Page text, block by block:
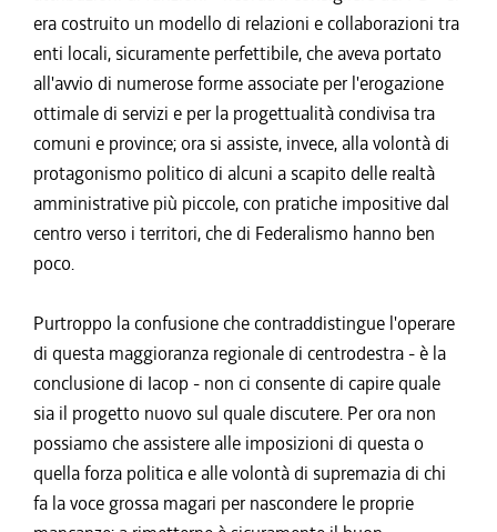
era costruito un modello di relazioni e collaborazioni tra
enti locali, sicuramente perfettibile, che aveva portato
all'avvio di numerose forme associate per l'erogazione
ottimale di servizi e per la progettualità condivisa tra
comuni e province; ora si assiste, invece, alla volontà di
protagonismo politico di alcuni a scapito delle realtà
amministrative più piccole, con pratiche impositive dal
centro verso i territori, che di Federalismo hanno ben
poco.
Purtroppo la confusione che contraddistingue l'operare
di questa maggioranza regionale di centrodestra - è la
conclusione di Iacop - non ci consente di capire quale
sia il progetto nuovo sul quale discutere. Per ora non
possiamo che assistere alle imposizioni di questa o
quella forza politica e alle volontà di supremazia di chi
fa la voce grossa magari per nascondere le proprie